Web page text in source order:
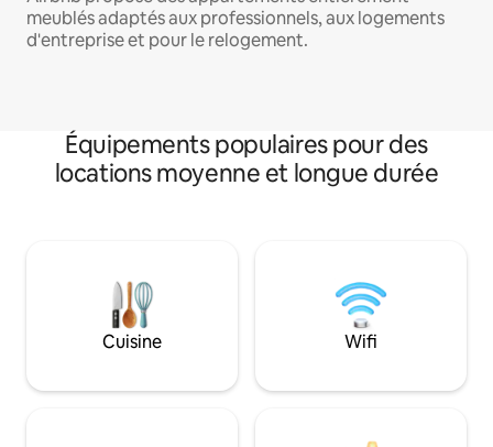
meublés adaptés aux professionnels, aux logements
d'entreprise et pour le relogement.
Équipements populaires pour des
locations moyenne et longue durée
Cuisine Wifi